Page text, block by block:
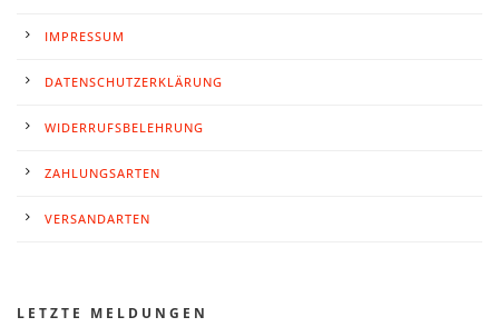
IMPRESSUM
DATENSCHUTZERKLÄRUNG
WIDERRUFSBELEHRUNG
ZAHLUNGSARTEN
VERSANDARTEN
LETZTE MELDUNGEN